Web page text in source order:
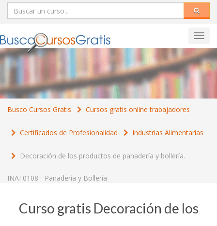
Busco Cursos Gratis Cursos gratis online trabajadores
Certificados de Profesionalidad Industrias Alimentarias
Decoración de los productos de panadería y bollería.
INAF0108 - Panadería y Bollería
Curso gratis Decoración de los